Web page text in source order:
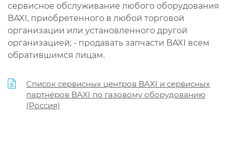
сервисное обслуживание любого оборудования
BAXI, приобретенного в любой торговой
организации или установленного другой
организацией; - продавать запчасти BAXI всем
обратившимся лицам.
Список сервисных центров BAXI и сервисных
партнёров BAXI по газовому оборудованию
(Россия)